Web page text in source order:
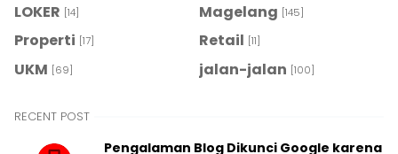
LOKER [14] Magelang [145]
Properti [17] Retail [11]
UKM [69] jalan-jalan [100]
RECENT POST
Pengalaman Blog Dikunci Google karena